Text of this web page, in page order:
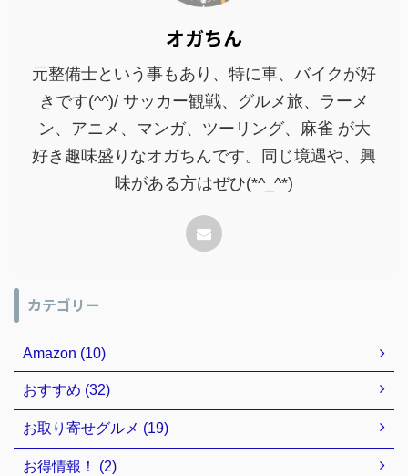
オガちん
元整備士という事もあり、特に車、バイクが好
きです(^^)/ サッカー観戦、グルメ旅、ラーメ
ン、アニメ、マンガ、ツーリング、麻雀 が大
好き趣味盛りなオガちんです。同じ境遇や、興
味がある方はぜひ(*^_^*)
カテゴリー
Amazon (10)
おすすめ (32)
お取り寄せグルメ (19)
お得情報！ (2)